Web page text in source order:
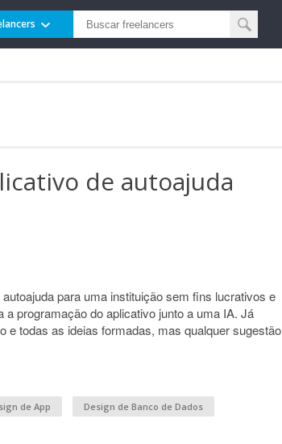
de autoajuda
para uma instituição sem fins lucrativos e
programação do aplicativo junto a uma IA. Já
e todas as ideias formadas, mas qualquer sugestão
de App
Design de Banco de Dados